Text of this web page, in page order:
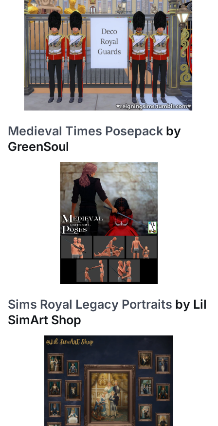
Medieval Times Posepack by
GreenSoul
Sims Royal Legacy Portraits by Lil
SimArt Shop